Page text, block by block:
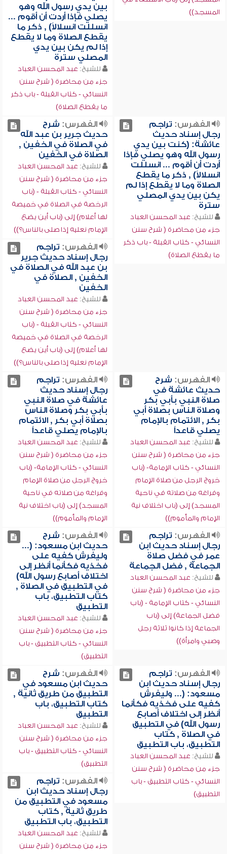
المسجد))
بين يدي رسول الله وهو
يصلي فإذا أردت أن أقوم ...
انسللت انسلالاً) , ذكر ما
يقطع الصلاة وما لا يقطع
إذا لم يكن بين يدي
المصلي سترة
للشيخ: عبد المحسن العباد
جزء من محاضرة ( شرح سنن
النسائي - كتاب القبلة - باب ذكر
ما يقطع الصلاة)
الفهرس: تراجم
رجال إسناد حديث
عائشة: (كنت بين يدي
رسول الله وهو يصلي فإذا
أردت أن أقوم ... انسللت
انسلالاً) , ذكر ما يقطع
الصلاة وما لا يقطع إذا لم
يكن بين يدي المصلي
سترة
للشيخ: عبد المحسن العباد
جزء من محاضرة ( شرح سنن
النسائي - كتاب القبلة - باب ذكر
ما يقطع الصلاة)
الفهرس: شرح
حديث جرير بن عبد الله
في الصلاة في الخفين ,
الصلاة في الخفين
للشيخ: عبد المحسن العباد
جزء من محاضرة ( شرح سنن
النسائي - كتاب القبلة - (باب
الرخصة في الصلاة في خميصة
لها أعلام) إلى (باب أين يضع
الإمام نعليه إذا صلى بالناس؟))
الفهرس: تراجم
رجال إسناد حديث جرير
بن عبد الله في الصلاة في
الخفين , الصلاة في
الخفين
للشيخ: عبد المحسن العباد
جزء من محاضرة ( شرح سنن
النسائي - كتاب القبلة - (باب
الرخصة في الصلاة في خميصة
لها أعلام) إلى (باب أين يضع
الإمام نعليه إذا صلى بالناس؟))
الفهرس: شرح
حديث عائشة في
صلاة النبي بأبي بكر
وصلاة الناس بصلاة أبي
بكر , الائتمام بالإمام
يصلي قاعداً
للشيخ: عبد المحسن العباد
جزء من محاضرة ( شرح سنن
النسائي - كتاب الإمامة- (باب
خروج الرجل من صلاة الإمام
وفراغه من صلاته في ناحية
المسجد) إلى (باب اختلاف نية
الإمام والمأموم))
الفهرس: تراجم
رجال إسناد حديث
عائشة في صلاة النبي
بأبي بكر وصلاة الناس
بصلاة أبي بكر , الائتمام
بالإمام يصلي قاعداً
للشيخ: عبد المحسن العباد
جزء من محاضرة ( شرح سنن
النسائي - كتاب الإمامة- (باب
خروج الرجل من صلاة الإمام
وفراغه من صلاته في ناحية
المسجد) إلى (باب اختلاف نية
الإمام والمأموم))
الفهرس: تراجم
رجال إسناد حديث ابن
عمر في فضل صلاة
الجماعة , فضل الجماعة
للشيخ: عبد المحسن العباد
جزء من محاضرة ( شرح سنن
النسائي - كتاب الإمامة - (باب
فضل الجماعة) إلى (باب
الجماعة إذا كانوا ثلاثة رجل
وصبي وامرأة))
الفهرس: شرح
حديث ابن مسعود: (...
وليفرش كفيه على
فخذيه فكأنما أنظر إلى
اختلاف أصابع رسول الله)
في التطبيق في الصلاة ,
كتاب التطبيق، باب
التطبيق
للشيخ: عبد المحسن العباد
جزء من محاضرة ( شرح سنن
النسائي - كتاب التطبيق - باب
التطبيق)
الفهرس: تراجم
رجال إسناد حديث ابن
مسعود: (... وليفرش
كفيه على فخذيه فكأنما
أنظر إلى اختلاف أصابع
رسول الله) في التطبيق
في الصلاة , كتاب
التطبيق، باب التطبيق
للشيخ: عبد المحسن العباد
جزء من محاضرة ( شرح سنن
النسائي - كتاب التطبيق - باب
التطبيق)
الفهرس: شرح
حديث ابن مسعود في
التطبيق من طريق ثانية ,
كتاب التطبيق، باب
التطبيق
للشيخ: عبد المحسن العباد
جزء من محاضرة ( شرح سنن
النسائي - كتاب التطبيق - باب
التطبيق)
الفهرس: تراجم
رجال إسناد حديث ابن
مسعود في التطبيق من
طريق ثانية , كتاب
التطبيق، باب التطبيق
للشيخ: عبد المحسن العباد
جزء من محاضرة ( شرح سنن